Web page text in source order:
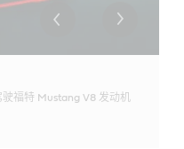
驶福特 Mustang V8 发动机